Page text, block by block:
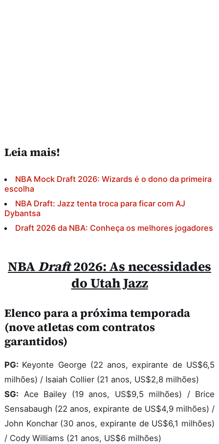
Leia mais!
NBA Mock Draft 2026: Wizards é o dono da primeira
escolha
NBA Draft: Jazz tenta troca para ficar com AJ
Dybantsa
Draft 2026 da NBA: Conheça os melhores jogadores
NBADraft2026: As necessidades
do Utah Jazz
Elenco para a próxima temporada
(nove atletas com contratos
garantidos)
PG: Keyonte George (22 anos, expirante de US$6,5
milhões) / Isaiah Collier (21 anos, US$2,8 milhões)
SG: Ace Bailey (19 anos, US$9,5 milhões) / Brice
Sensabaugh (22 anos, expirante de US$4,9 milhões) /
John Konchar (30 anos, expirante de US$6,1 milhões)
/ Cody Williams (21 anos, US$6 milhões)